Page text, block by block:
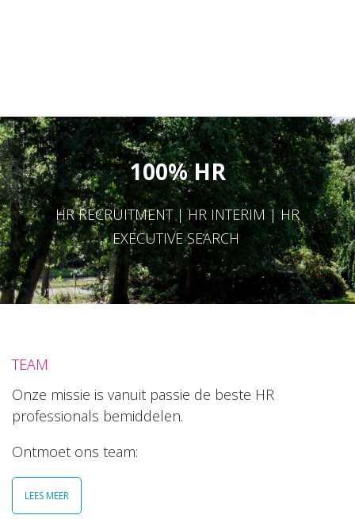
100% HR
HR RECRUITMENT | HR INTERIM | HR
EXECUTIVE SEARCH
TEAM
Onze missie is vanuit passie de beste HR
professionals bemiddelen.
Ontmoet ons team:
LEES MEER